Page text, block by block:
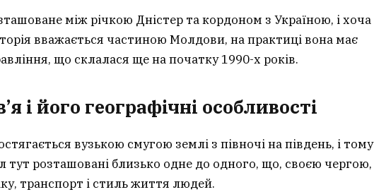
між річкою Дністер та кордоном з Україною, і хоча
вважається частиною Молдови, на практиці вона має
що склалася ще на початку 1990-х років.
і його географічні особливості
вузькою смугою землі з півночі на південь, і тому
тут розташовані близько одне до одного, що, своєю чергою,
транспорт і стиль життя людей.